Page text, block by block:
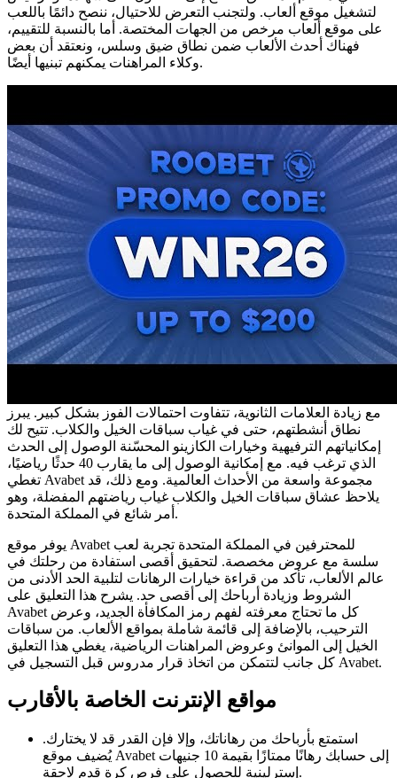
لتشغيل موقع ألعاب. ولتجنب التعرض للاحتيال، ننصح دائمًا باللعب
على موقع ألعاب مرخص من الجهات المختصة. أما بالنسبة للتقييم،
فهناك أحدث الألعاب ضمن نطاق ضيق وسلس، ونعتقد أن بعض
وكلاء المراهنات يمكنهم تبنيها أيضًا.
مع زيادة العلامات الثانوية، تتفاوت احتمالات الفوز بشكل كبير. يبرز
نطاق أنشطتهم، حتى في غياب سباقات الخيل والكلاب. تتيح لك
إمكانياتهم الترفيهية وخيارات الكازينو المحسّنة الوصول إلى الحدث
الذي ترغب فيه. مع إمكانية الوصول إلى ما يقارب 40 حدثًا رياضيًا،
تغطي Avabet مجموعة واسعة من الأحداث العالمية. ومع ذلك، قد
يلاحظ عشاق سباقات الخيل والكلاب غياب رياضتهم المفضلة، وهو
أمر شائع في المملكة المتحدة.
يوفر موقع Avabet للمحترفين في المملكة المتحدة تجربة لعب
سلسة مع عروض مخصصة. لتحقيق أقصى استفادة من رحلتك في
عالم الألعاب، تأكد من قراءة خيارات الرهانات لتلبية الحد الأدنى من
الشروط وزيادة أرباحك إلى أقصى حد. يشرح هذا التعليق على
Avabet كل ما تحتاج معرفته لفهم رمز المكافأة الجديد، وعرض
الترحيب، بالإضافة إلى قائمة شاملة بمواقع الألعاب. من سباقات
الخيل إلى الموانئ وعروض المراهنات الرياضية، يغطي هذا التعليق
كل جانب لتتمكن من اتخاذ قرار مدروس قبل التسجيل في Avabet.
مواقع الإنترنت الخاصة بالأقارب
استمتع بأرباحك من رهاناتك، وإلا فإن القدر قد لا يختارك.
يُضيف موقع Avabet إلى حسابك رهانًا ممتازًا بقيمة 10 جنيهات
إسترلينية للحصول على فرص كرة قدم لاحقة.